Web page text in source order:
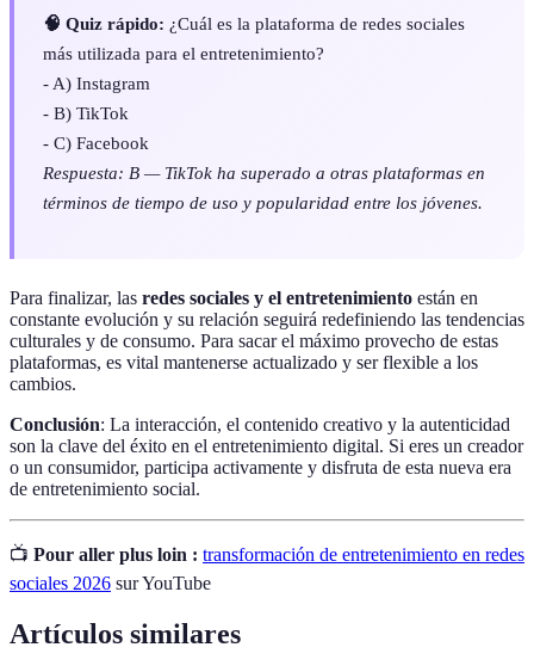
🧠 Quiz rápido: ¿Cuál es la plataforma de redes sociales
más utilizada para el entretenimiento?
- A) Instagram
- B) TikTok
- C) Facebook
Respuesta: B — TikTok ha superado a otras plataformas en
términos de tiempo de uso y popularidad entre los jóvenes.
Para finalizar, las redes sociales y el entretenimiento están en
constante evolución y su relación seguirá redefiniendo las tendencias
culturales y de consumo. Para sacar el máximo provecho de estas
plataformas, es vital mantenerse actualizado y ser flexible a los
cambios.
Conclusión: La interacción, el contenido creativo y la autenticidad
son la clave del éxito en el entretenimiento digital. Si eres un creador
o un consumidor, participa activamente y disfruta de esta nueva era
de entretenimiento social.
📺 Pour aller plus loin : transformación de entretenimiento en redes
sociales 2026 sur YouTube
Artículos similares